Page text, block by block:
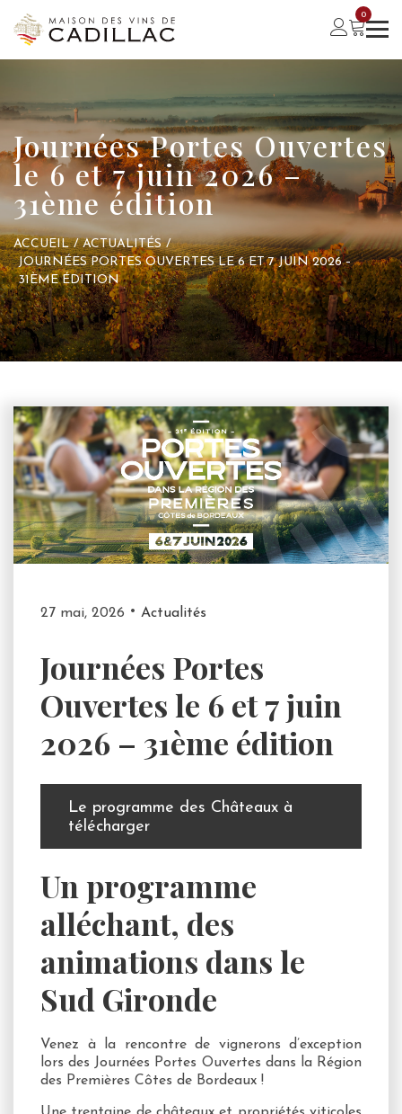
0
Journées Portes Ouvertes
le 6 et 7 juin 2026 –
31ème édition
ACCUEIL / ACTUALITÉS /
JOURNÉES PORTES OUVERTES LE 6 ET 7 JUIN 2026 –
31ÈME ÉDITION
27 mai, 2026 Actualités
Journées Portes
Ouvertes le 6 et 7 juin
2026 – 31ème édition
Le programme des Châteaux à
télécharger
Un programme
alléchant, des
animations dans le
Sud Gironde
Venez à la rencontre de vignerons d’exception
lors des Journées Portes Ouvertes dans la Région
des Premières Côtes de Bordeaux !